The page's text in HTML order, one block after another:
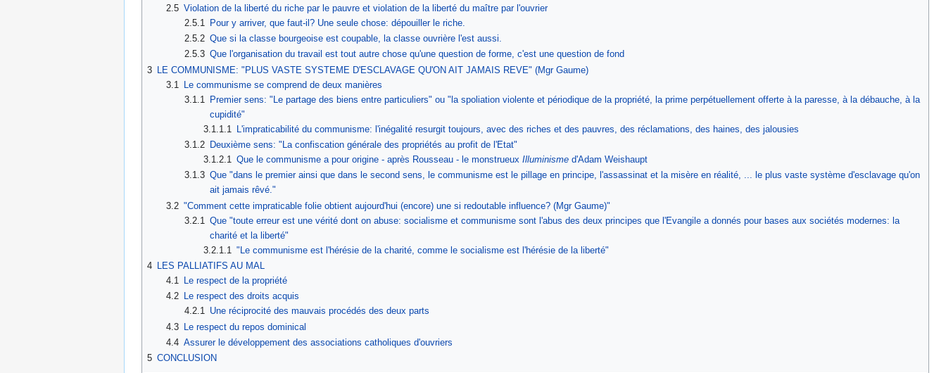
2.5 Violation de la liberté du riche par le pauvre et violation de la liberté du maître par l'ouvrier
2.5.1
Pour y arriver, que faut-il? Une seule chose: dépouiller le riche.
2.5.2 Que si la classe bourgeoise est coupable, la classe ouvrière l'est aussi.
2.5.3 Que l'organisation du travail est tout autre chose qu'une question de forme, c'est une question de fond
3
LE COMMUNISME: "PLUS VASTE SYSTEME D'ESCLAVAGE QU'ON AIT JAMAIS REVE" (Mgr Gaume)
3.1
Le communisme se comprend de deux manières
3.1.1
Premier sens: "Le partage des biens entre particuliers" ou "la spoliation violente et périodique de la propriété, la prime perpétuellement offerte à la paresse, à la débauche, à la
cupidité"
3.1.1.1
L'impraticabilité du communisme: l'inégalité resurgit toujours, avec des riches et des pauvres, des réclamations, des haines, des jalousies
3.1.2 Deuxième sens: "La confiscation générale des propriétés au profit de l'Etat"
3.1.2.1 Que le communisme a pour origine - après Rousseau - le monstrueux Illuminismed'Adam Weishaupt
3.1.3 Que "dans le premier ainsi que dans le second sens, le communisme est le pillage en principe, l'assassinat et la misère en réalité, ... le plus vaste système d'esclavage qu'on
ait jamais rêvé."
3.2 "Comment cette impraticable folie obtient aujourd'hui (encore) une si redoutable influence? (Mgr Gaume)"
3.2.1
Que "toute erreur est une vérité dont on abuse: socialisme et communisme sont l'abus des deux principes que l'Evangile a donnés pour bases aux sociétés modernes: la
charité et la liberté"
3.2.1.1
"Le communisme est l'hérésie de la charité, comme le socialisme est l'hérésie de la liberté"
4 LES PALLIATIFS AU MAL
4.1
Le respect de la propriété
4.2
Le respect des droits acquis
4.2.1 Une réciprocité des mauvais procédés des deux parts
4.3 Le respect du repos dominical
4.4 Assurer le développement des associations catholiques d'ouvriers
5 CONCLUSION